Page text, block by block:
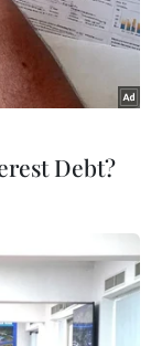
khu vực ở
sạt lở trên
tại
Debt?